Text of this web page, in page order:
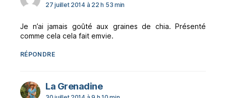
27 juillet 2014 à 22 h 53 min
Je n’ai jamais goûté aux graines de chia. Présenté
comme cela cela fait emvie.
RÉPONDRE
La Grenadinedit :